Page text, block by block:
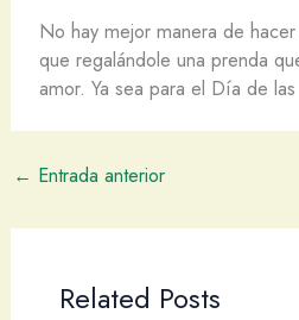
No hay mejor manera de
que regalándole una prenda
amor. Ya sea para el Día de las
← Entrada anterior
Related Posts